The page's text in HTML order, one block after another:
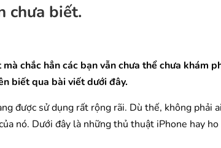
chưa biết.
mà chắc hẳn các bạn vẫn chưa thể chưa khám
biếtqua bài viết dưới đây.
được sử dụng rất rộng rãi. Dù thế, không phải
nó. Dưới đây là những thủ thuật iPhone hay ho